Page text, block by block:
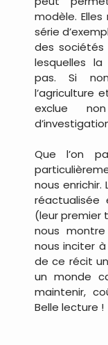
modèle.
série
des
lesquelles la
pas. Si
l’agriculture
exclue
Que l’on
nous enrichir.
(leur premier
nous
nous inciter
de ce récit
un monde
maintenir,
Belle lecture !